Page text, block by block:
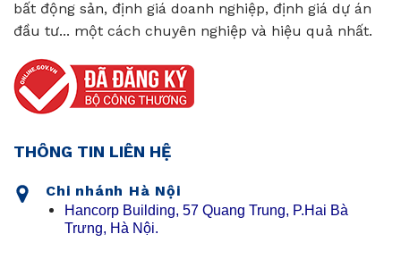
bất động sản, định giá doanh nghiệp, định giá dự án
đầu tư... một cách chuyên nghiệp và hiệu quả nhất.
THÔNG TIN LIÊN HỆ
Chi nhánh Hà Nội
Hancorp Building, 57 Quang Trung, P.Hai Bà
Trưng, Hà Nội.